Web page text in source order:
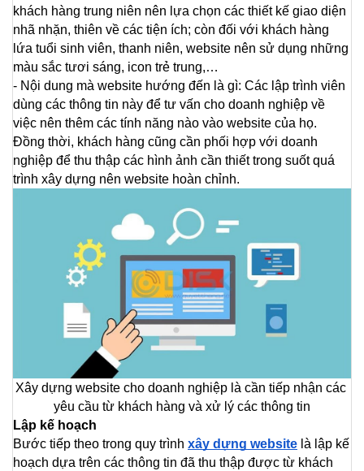
khách hàng trung niên nên lựa chọn các thiết kế giao diện
nhã nhặn, thiên về các tiện ích; còn đối với khách hàng
lứa tuổi sinh viên, thanh niên, website nên sử dụng những
màu sắc tươi sáng, icon trẻ trung,…
- Nội dung mà website hướng đến là gì: Các lập trình viên
dùng các thông tin này để tư vấn cho doanh nghiệp về
việc nên thêm các tính năng nào vào website của họ.
Đồng thời, khách hàng cũng cần phối hợp với doanh
nghiệp để thu thập các hình ảnh cần thiết trong suốt quá
trình xây dựng nên website hoàn chỉnh.
Xây dựng website cho doanh nghiệp là cần tiếp nhận các
yêu cầu từ khách hàng và xử lý các thông tin
Lập kế hoạch
Bước tiếp theo trong quy trình xây dựng website là lập kế
hoạch dựa trên các thông tin đã thu thập được từ khách